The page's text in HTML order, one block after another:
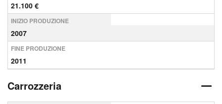
21.100 €
INIZIO PRODUZIONE
2007
FINE PRODUZIONE
2011
Carrozzeria